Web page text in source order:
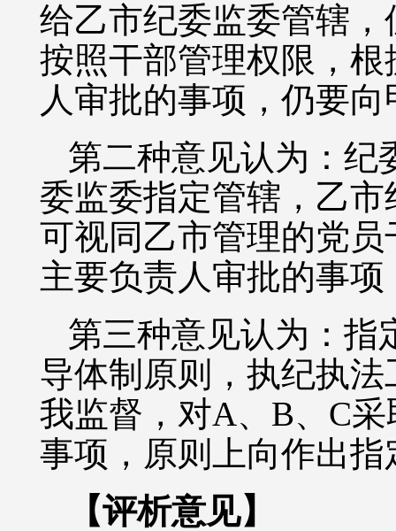
给乙市纪委监委管辖
按照干部管理权限，
人审批的事项，仍要
第二种意见认为：纪
委监委指定管辖，乙
可视同乙市管理的党
主要负责人审批的事
第三种意见认为：指
导体制原则，执纪执
我监督，对A、B、C
事项，原则上向作出
【评析意见】